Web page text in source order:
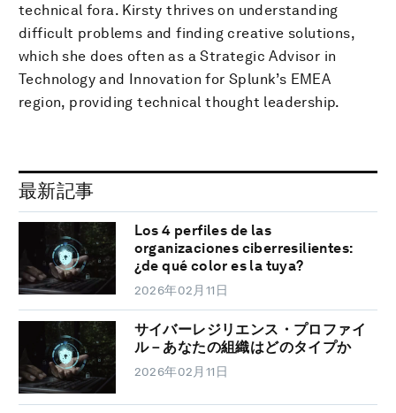
technical fora. Kirsty thrives on understanding
difficult problems and finding creative solutions,
which she does often as a Strategic Advisor in
Technology and Innovation for Splunk’s EMEA
region, providing technical thought leadership.
最新記事
Los 4 perfiles de las
organizaciones ciberresilientes:
¿de qué color es la tuya?
2026年02月11日
サイバーレジリエンス・プロファイ
ル－あなたの組織はどのタイプか
2026年02月11日